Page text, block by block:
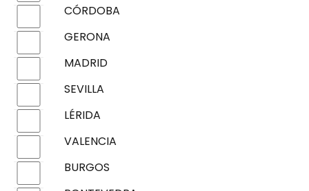
CÓRDOBA
GERONA
MADRID
SEVILLA
LÉRIDA
VALENCIA
BURGOS